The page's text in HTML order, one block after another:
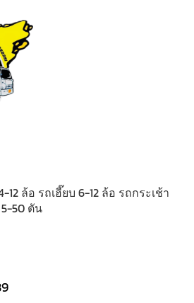
ล้อ รถเฮี๊ยบ 6-12 ล้อ รถกระเช้า
50 ตัน